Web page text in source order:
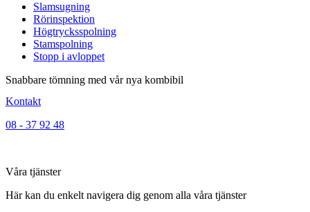
Slamsugning
Rörinspektion
Högtrycksspolning
Stamspolning
Stopp i avloppet
Snabbare tömning med vår nya kombibil
Kontakt
08 - 37 92 48
Våra tjänster
Här kan du enkelt navigera dig genom alla våra tjänster